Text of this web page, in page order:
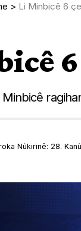
> Li Minbicê 6
Nûkirinê: 28.